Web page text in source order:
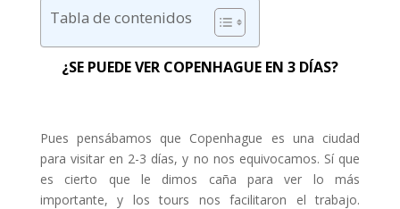
Tabla de contenidos
¿SE PUEDE VER COPENHAGUE EN 3 DÍAS?
Pues pensábamos que Copenhague es una ciudad
para visitar en 2-3 días, y no nos equivocamos. Sí que
es cierto que le dimos caña para ver lo más
importante, y los tours nos facilitaron el trabajo.